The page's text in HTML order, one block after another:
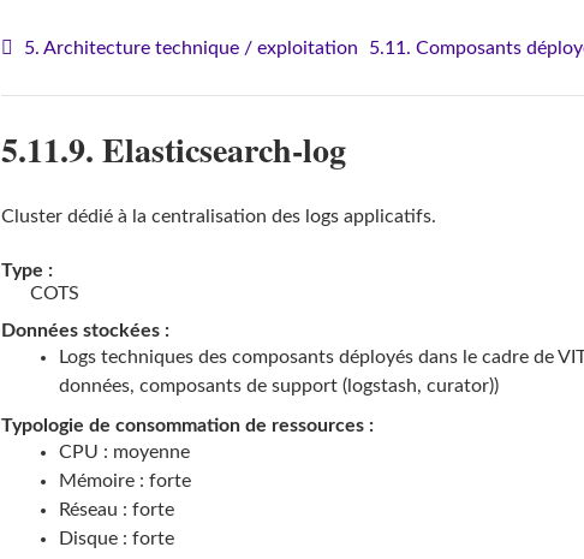
5. Architecture technique / exploitation 5.11. Composants
5.11.9. Elasticsearch-log
Cluster dédié à la centralisation des logs applicatifs.
Type :
COTS
Données stockées :
Logs techniques des composants déployés dans le cadre de
données, composants de support (logstash, curator))
Typologie de consommation de ressources :
CPU : moyenne
Mémoire : forte
Réseau : forte
Disque : forte